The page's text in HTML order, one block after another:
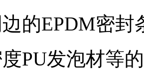
边的EPDM密封
度PU发泡材等